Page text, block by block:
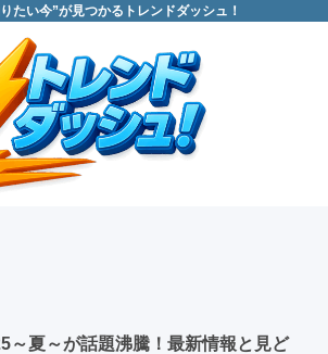
たい今”が見つかるトレンドダッシュ！
～夏～が話題沸騰！最新情報と見ど